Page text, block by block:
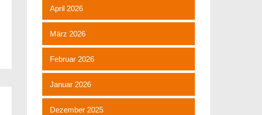
April 2026
März 2026
Februar 2026
Januar 2026
Dezember 2025